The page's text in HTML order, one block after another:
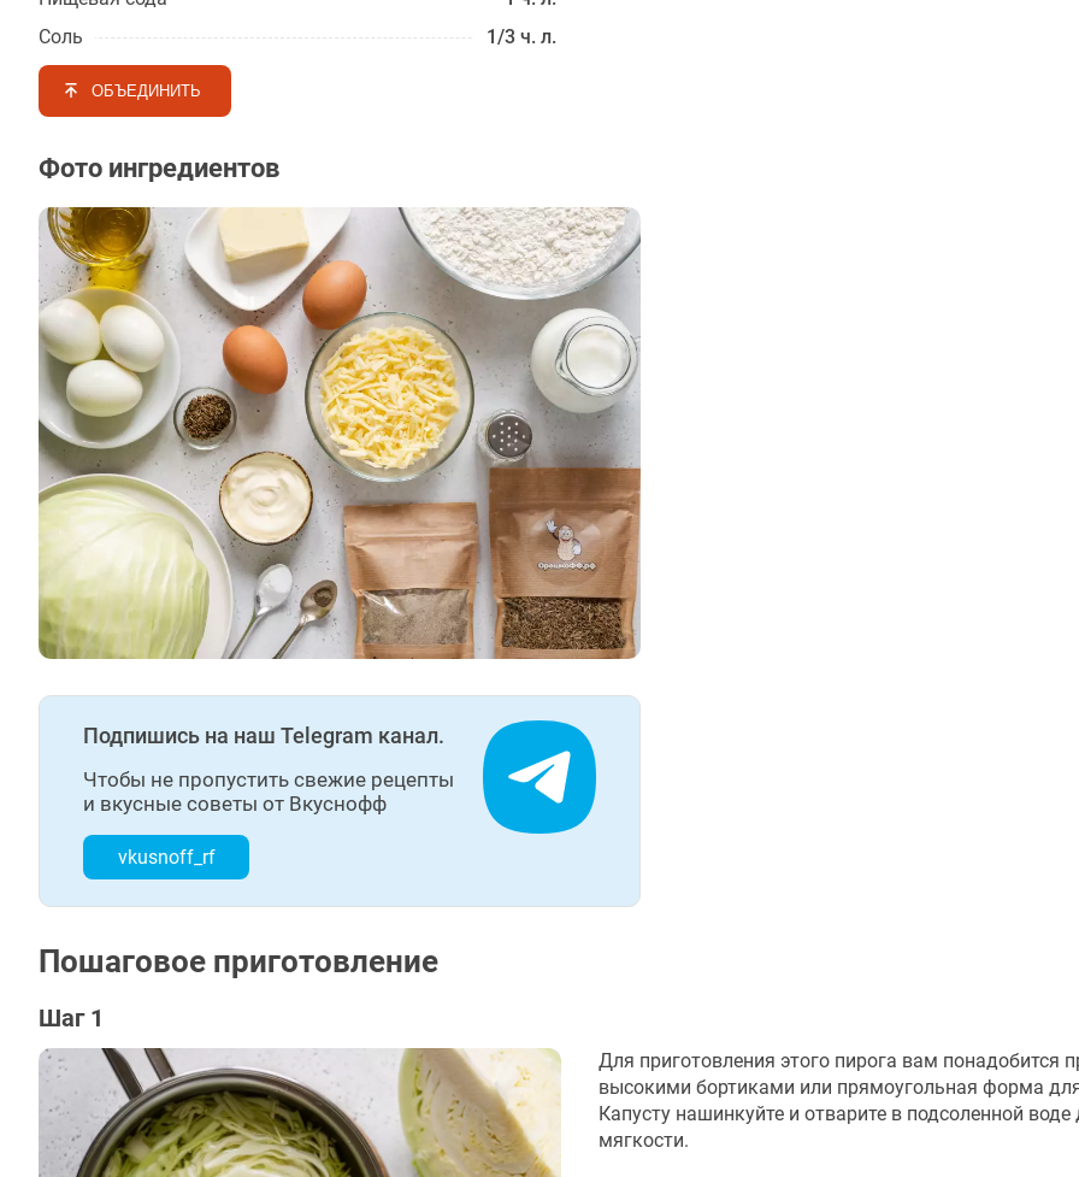
Соль
1/3 ч. л.
ОБЪЕДИНИТЬ
Фото ингредиентов
Подпишись на наш Telegram канал.
Чтобы не пропустить свежие рецепты
и вкусные советы от Вкуснофф
vkusnoff_rf
Пошаговое приготовление
Шаг 1
Для приготовления этого пирога вам понадобится
высокими бортиками или прямоугольная форма
Капусту нашинкуйте и отварите в подсоленной воде
мягкости.